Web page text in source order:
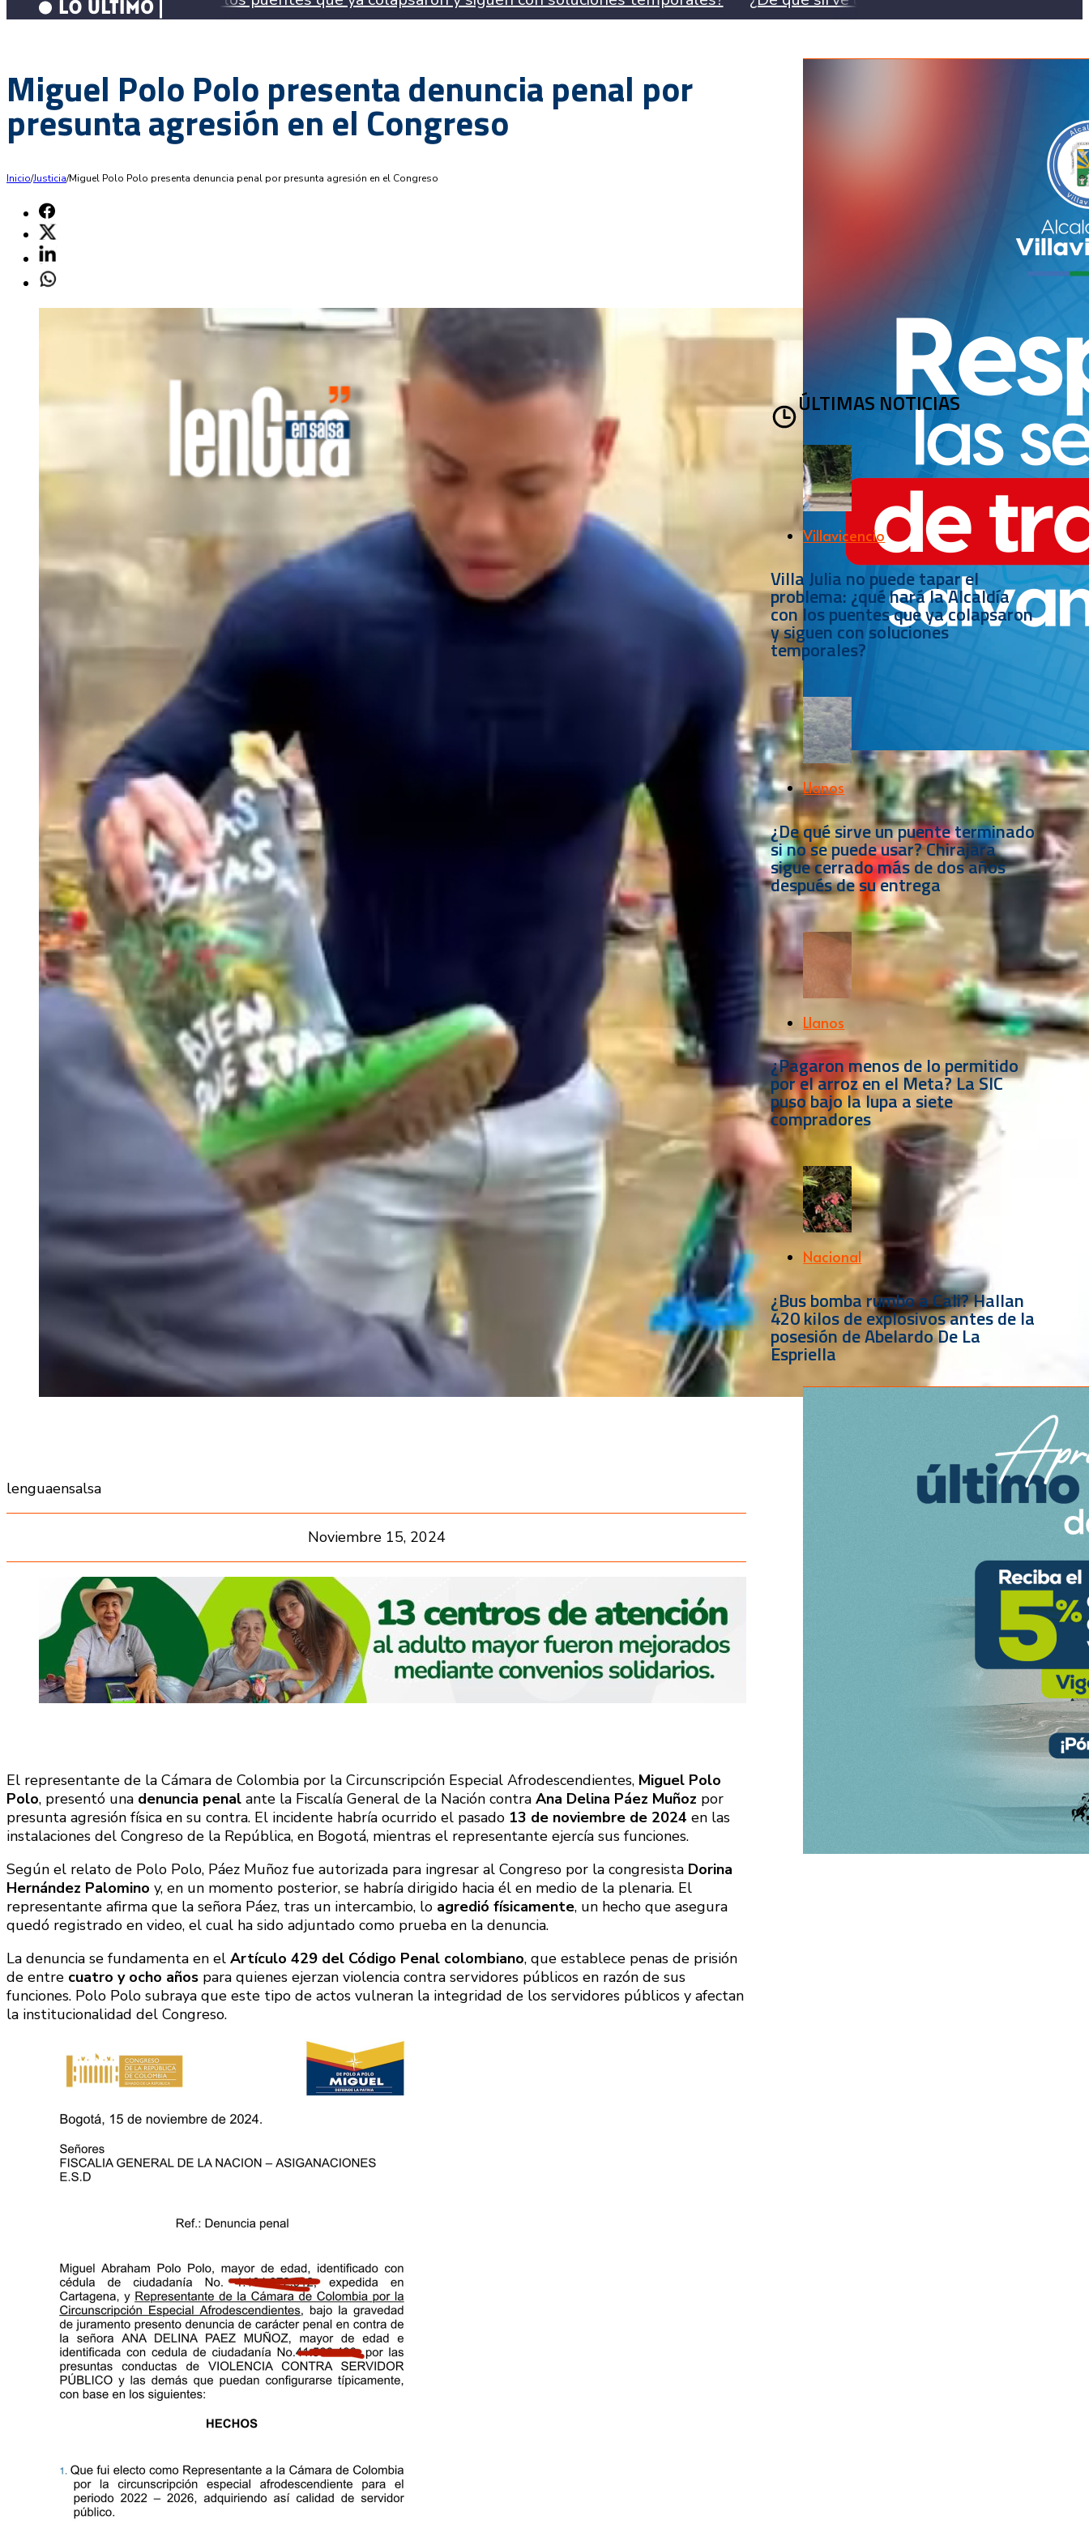
Miguel Polo Polo presenta denuncia penal por
presunta agresión en el Congreso
Inicio/Justicia/Miguel Polo Polo presenta denuncia penal por presunta agresión en el Congreso
lenguaensalsa
Noviembre 15, 2024
El representante de la Cámara de Colombia por la Circunscripción Especial Afrodescendientes, Miguel Polo
Polo, presentó una denuncia penal ante la Fiscalía General de la Nación contra Ana Delina Páez Muñoz por
presunta agresión física en su contra. El incidente habría ocurrido el pasado 13 de noviembre de 2024 en las
instalaciones del Congreso de la República, en Bogotá, mientras el representante ejercía sus funciones.
Según el relato de Polo Polo, Páez Muñoz fue autorizada para ingresar al Congreso por la congresista Dorina
Hernández Palomino y, en un momento posterior, se habría dirigido hacia él en medio de la plenaria. El
representante afirma que la señora Páez, tras un intercambio, lo agredió físicamente, un hecho que asegura
quedó registrado en video, el cual ha sido adjuntado como prueba en la denuncia.
La denuncia se fundamenta en el Artículo 429 del Código Penal colombiano, que establece penas de prisión
de entre cuatro y ocho años para quienes ejerzan violencia contra servidores públicos en razón de sus
funciones. Polo Polo subraya que este tipo de actos vulneran la integridad de los servidores públicos y afectan
la institucionalidad del Congreso.
ÚLTIMAS NOTICIAS
Villavicencio
Villa Julia no puede tapar el
problema: ¿qué hará la Alcaldía
con los puentes que ya colapsaron
y siguen con soluciones
temporales?
Llanos
¿De qué sirve un puente terminado
si no se puede usar? Chirajara
sigue cerrado más de dos años
después de su entrega
Llanos
¿Pagaron menos de lo permitido
por el arroz en el Meta? La SIC
puso bajo la lupa a siete
compradores
Nacional
¿Bus bomba rumbo a Cali? Hallan
420 kilos de explosivos antes de la
posesión de Abelardo De La
Espriella